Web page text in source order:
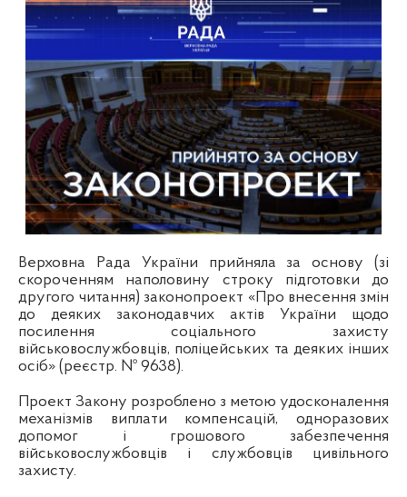
Верховна Рада України прийняла за основу (зі
скороченням наполовину строку підготовки до
другого читання) законопроект «Про внесення змін
до деяких законодавчих актів України щодо
посилення соціального захисту
військовослужбовців, поліцейських та деяких інших
осіб» (реєстр. № 9638).
Проект Закону розроблено з метою удосконалення
механізмів виплати компенсацій, одноразових
допомог і грошового забезпечення
військовослужбовців і службовців цивільного
захисту.